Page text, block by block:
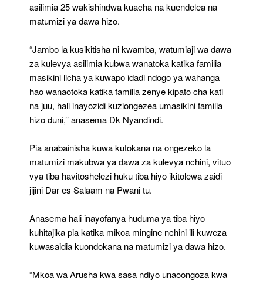
asilimia 25 wakishindwa kuacha na kuendelea na
matumizi ya dawa hizo.
“Jambo la kusikitisha ni kwamba, watumiaji wa dawa
za kulevya asilimia kubwa wanatoka katika familia
masikini licha ya kuwapo idadi ndogo ya wahanga
hao wanaotoka katika familia zenye kipato cha kati
na juu, hali inayozidi kuziongezea umasikini familia
hizo duni,’’ anasema Dk Nyandindi.
Pia anabainisha kuwa kutokana na ongezeko la
matumizi makubwa ya dawa za kulevya nchini, vituo
vya tiba havitoshelezi huku tiba hiyo ikitolewa zaidi
jijini Dar es Salaam na Pwani tu.
Anasema hali inayofanya huduma ya tiba hiyo
kuhitajika pia katika mikoa mingine nchini ili kuweza
kuwasaidia kuondokana na matumizi ya dawa hizo.
“Mkoa wa Arusha kwa sasa ndiyo unaoongoza kwa